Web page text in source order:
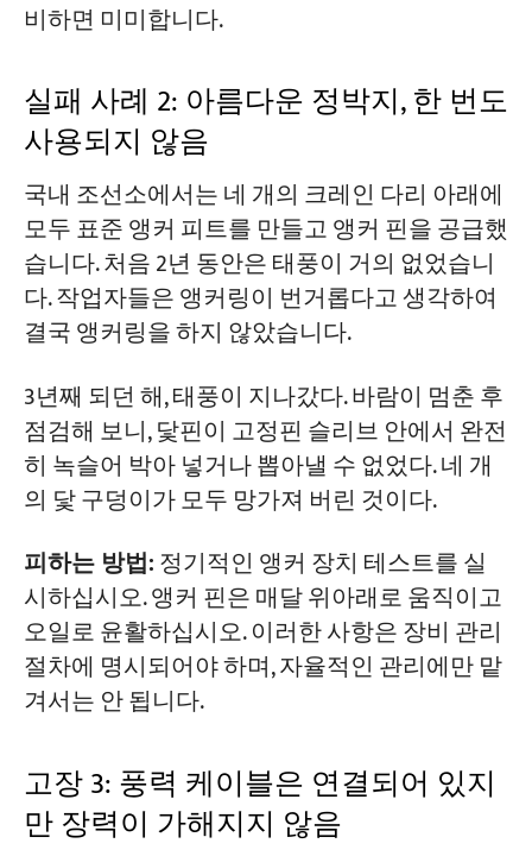
비하면 미미합니다.
실패 사례 2: 아름다운 정박지, 한 번도
사용되지 않음
국내 조선소에서는 네 개의 크레인 다리 아래에
모두 표준 앵커 피트를 만들고 앵커 핀을 공급했
습니다. 처음 2년 동안은 태풍이 거의 없었습니
다. 작업자들은 앵커링이 번거롭다고 생각하여
결국 앵커링을 하지 않았습니다.
3년째 되던 해, 태풍이 지나갔다. 바람이 멈춘 후
점검해 보니, 닻핀이 고정핀 슬리브 안에서 완전
히 녹슬어 박아 넣거나 뽑아낼 수 없었다. 네 개
의 닻 구덩이가 모두 망가져 버린 것이다.
피하는 방법:정기적인 앵커 장치 테스트를 실
시하십시오. 앵커 핀은 매달 위아래로 움직이고
오일로 윤활하십시오. 이러한 사항은 장비 관리
절차에 명시되어야 하며, 자율적인 관리에만 맡
겨서는 안 됩니다.
고장 3: 풍력 케이블은 연결되어 있지
만 장력이 가해지지 않음